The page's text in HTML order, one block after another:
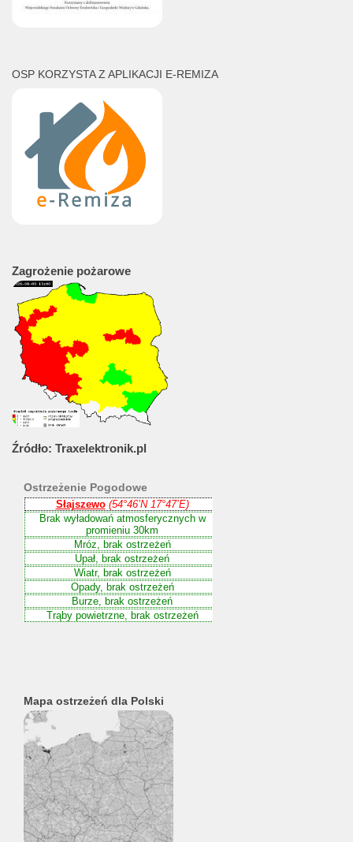
OSP KORZYSTA Z APLIKACJI E-REMIZA
Zagrożenie pożarowe
Źródło: Traxelektronik.pl
Ostrzeżenie Pogodowe
Mapa ostrzeżeń dla Polski